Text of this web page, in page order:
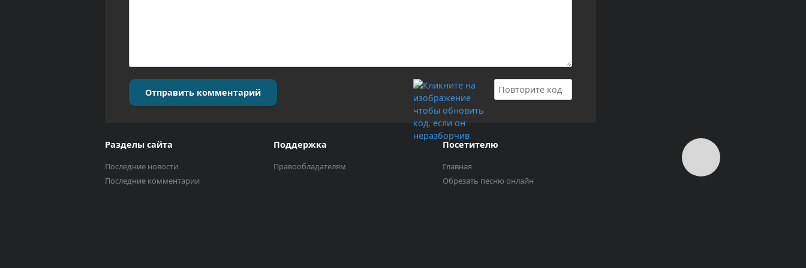
Отправить комментарий
Разделы сайта
Последние новости
Последние комментарии
Поддержка
Правообладателям
Посетителю
Главная
Обрезать песню онлайн